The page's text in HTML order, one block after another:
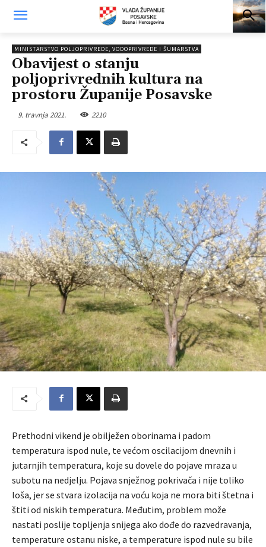
MINISTARSTVO POLJOPRIVREDE, VODOPRIVREDE I ŠUMARSTVA
Obavijest o stanju
poljoprivrednih kultura na
prostoru Županije Posavske
9. travnja 2021. 2210
Prethodni vikend je obilježen oborinama i padom
temperatura ispod nule, te većom oscilacijom dnevnih i
jutarnjih temperatura, koje su dovele do pojave mraza u
subotu na nedjelju. Pojava snježnog pokrivača i nije toliko
loša, jer se stvara izolacija na voću koja ne mora biti štetna i
štiti od niskih temperatura. Međutim, problem može
nastati poslije topljenja snijega ako dođe do razvedravanja,
temperature ostanu niske, a temperature ispod nule su bile